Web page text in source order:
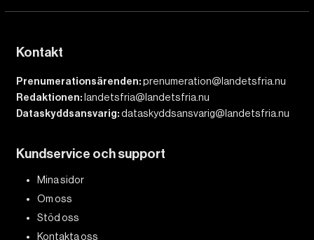
Kontakt
Prenumerationsärenden:prenumeration@landetsfria.nu
Redaktionen: landetsfria@landetsfria.nu
Dataskyddsansvarig:dataskyddsansvarig@landetsfria.nu
Kundservice och support
Mina sidor
Om oss
Stöd oss
Kontakta oss